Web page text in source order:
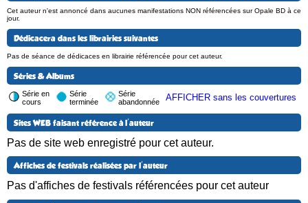
Cet auteur n'est annoncé dans aucunes manifestations NON référencées sur Opale BD à ce
jour.
Dédicacera dans les librairies suivantes
Pas de séance de dédicaces en librairie référencée pour cet auteur.
Séries & Albums
Série en
cours
Série
terminée
Série
abandonnée
AFFICHER sans les couvertures
Sites WEB faisant référence à l'auteur
Pas de site web enregistré pour cet auteur.
Affiches de festivals réalisées par l'auteur
Pas d'affiches de festivals référencées pour cet auteur